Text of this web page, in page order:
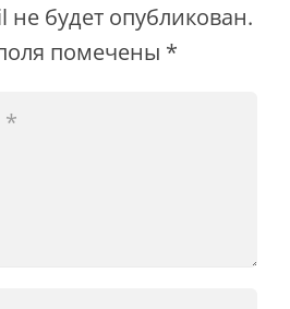
будет опубликован.
помечены *